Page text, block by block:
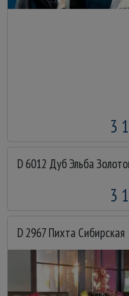
3
D 6012 Дуб Эльба
3
D 2967 Пихта Сибирская